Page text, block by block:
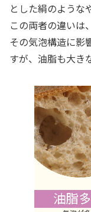
とした絹のような
この両者の違いは
その気泡構造に影
すが、油脂も大き